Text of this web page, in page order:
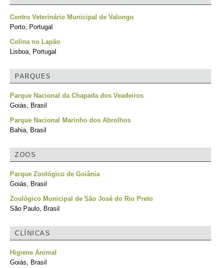
Centro Veterinário Municipal de Valongo
Porto, Portugal
Colina no Lapão
Lisboa, Portugal
PARQUES
Parque Nacional da Chapada dos Veadeiros
Goiás, Brasil
Parque Nacional Marinho dos Abrolhos
Bahia, Brasil
ZOOS
Parque Zoológico de Goiânia
Goiás, Brasil
Zoológico Municipal de São José do Rio Preto
São Paulo, Brasil
CLÍNICAS
Higiene Animal
Goiás, Brasil